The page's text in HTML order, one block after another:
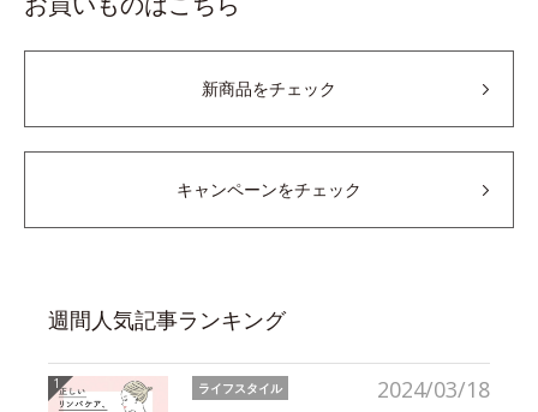
新商品をチェック
キャンペーンをチェック
週間人気記事ランキング
2024/03/18
ライフスタイル